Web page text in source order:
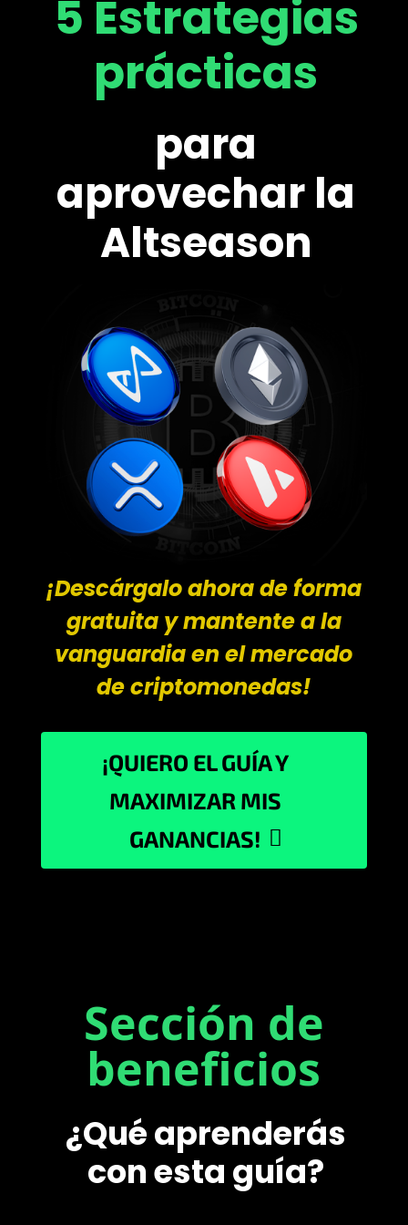
5 Estrategias
prácticas
para
aprovechar la
Altseason
¡Descárgalo ahora de forma
gratuita y mantente a la
vanguardia en el mercado
de criptomonedas!
¡QUIERO EL GUÍA Y
MAXIMIZAR MIS
GANANCIAS!
Sección de
beneficios
¿Qué aprenderás
con esta guía?